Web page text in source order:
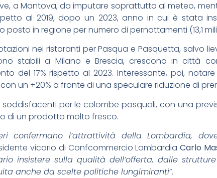
a Mantova, da imputare soprattutto al meteo,
al 2019, dopo un 2023, anno in cui è stata
posto in regione per numero di pernottamenti (13,1
nei ristoranti per Pasqua e Pasquetta, salvo
stabili a Milano e Brescia, crescono in città
del 17% rispetto al 2023. Interessante, poi,
un +20% a fronte di una speculare riduzione di
soddisfacenti per le colombe pasquali, con una
di un prodotto molto fresco.
confermano l’attrattività della Lombardia,
vicario di Confcommercio LombardiaCarlo
insistere sulla qualità dell’offerta, dalle
anche da scelte politiche lungimiranti”.